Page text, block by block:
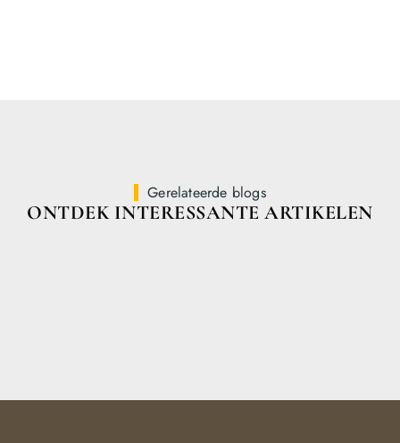
Gerelateerde blogs
ONTDEK INTERESSANTE ARTIKELEN